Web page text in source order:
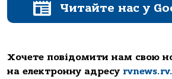
Читайте нас у
Хочете повідомити нам свою
на електронну адресу